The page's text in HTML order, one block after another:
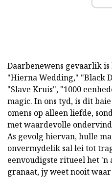
Daarbenewens gevaarlik
"Hierna Wedding," "Black
"Slave Kruis", "1000
magic. In ons tyd, is dit
omens op alleen liefde,
met waardevolle
As gevolg hiervan, hulle
onvermydelik sal lei tot
eenvoudigste ritueel het 'n
granaat, jy weet nooit